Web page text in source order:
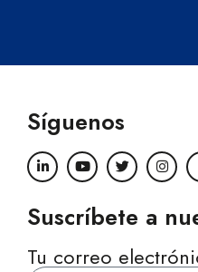
Síguenos
Suscríbete a
Tu correo